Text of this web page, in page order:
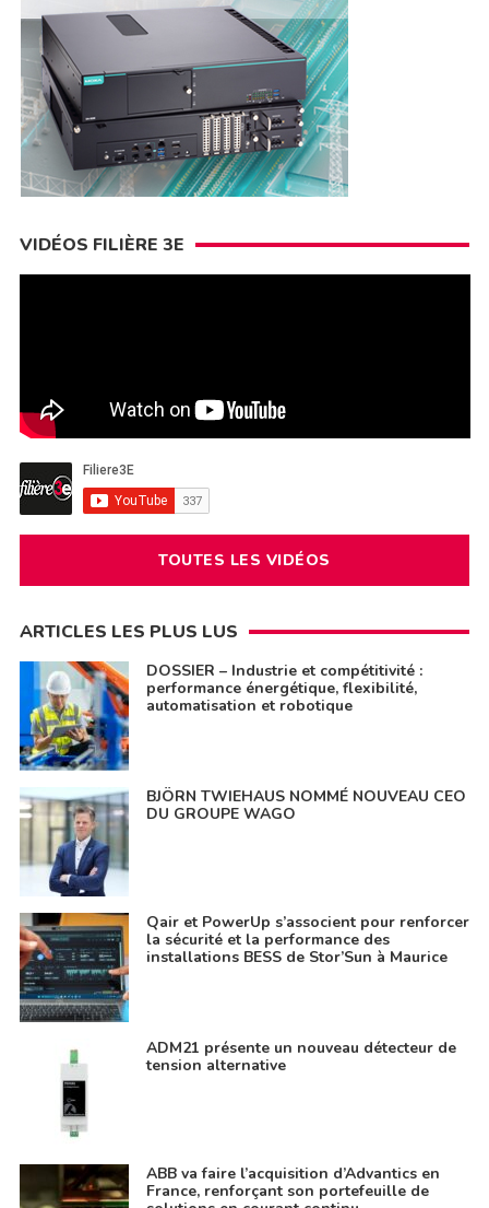
VIDÉOS FILIÈRE 3E
TOUTES LES VIDÉOS
ARTICLES LES PLUS LUS
DOSSIER – Industrie et compétitivité :
performance énergétique, flexibilité,
automatisation et robotique
BJÖRN TWIEHAUS NOMMÉ NOUVEAU CEO
DU GROUPE WAGO
Qair et PowerUp s’associent pour renforcer
la sécurité et la performance des
installations BESS de Stor’Sun à Maurice
ADM21 présente un nouveau détecteur de
tension alternative
ABB va faire l’acquisition d’Advantics en
France, renforçant son portefeuille de